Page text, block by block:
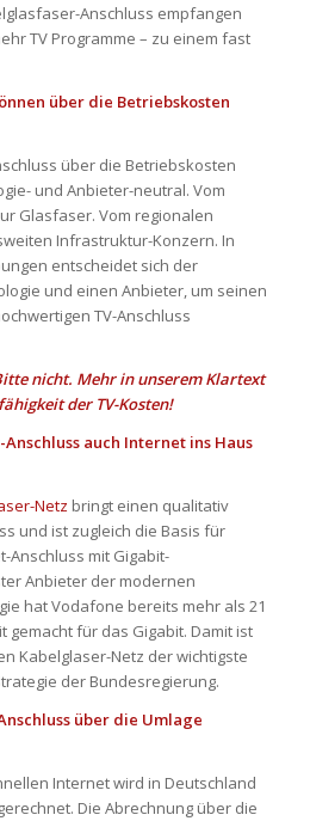
Anschluss empfangen
TV Programme – zu einem fast
über die Betriebskosten
über die Betriebskosten
und Anbieter-neutral. Vom
Glasfaser. Vom regionalen
Infrastruktur-Konzern. In
entscheidet sich der
und einen Anbieter, um seinen
TV-Anschluss
nicht. Mehr in unserem Klartext
der TV-Kosten!
auch Internet ins Haus
Netz bringt einen qualitativ
und ist zugleich die Basis für
Anschluss mit Gigabit-
Anbieter der modernen
hat Vodafone bereits mehr als 21
gemacht für das Gigabit. Damit ist
Kabelglaser-Netz der wichtigste
der Bundesregierung.
über die Umlage
Internet wird in Deutschland
Die Abrechnung über die